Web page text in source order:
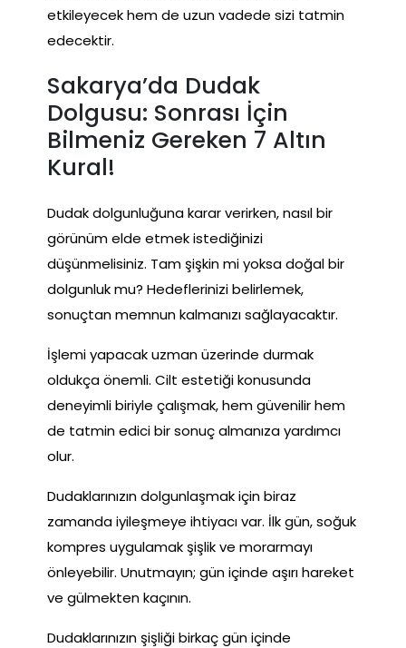
etkileyecek hem de uzun vadede sizi tatmin
edecektir.
Sakarya’da Dudak
Dolgusu: Sonrası İçin
Bilmeniz Gereken 7 Altın
Kural!
Dudak dolgunluğuna karar verirken, nasıl bir
görünüm elde etmek istediğinizi
düşünmelisiniz. Tam şişkin mi yoksa doğal bir
dolgunluk mu? Hedeflerinizi belirlemek,
sonuçtan memnun kalmanızı sağlayacaktır.
İşlemi yapacak uzman üzerinde durmak
oldukça önemli. Cilt estetiği konusunda
deneyimli biriyle çalışmak, hem güvenilir hem
de tatmin edici bir sonuç almanıza yardımcı
olur.
Dudaklarınızın dolgunlaşmak için biraz
zamanda iyileşmeye ihtiyacı var. İlk gün, soğuk
kompres uygulamak şişlik ve morarmayı
önleyebilir. Unutmayın; gün içinde aşırı hareket
ve gülmekten kaçının.
Dudaklarınızın şişliği birkaç gün içinde